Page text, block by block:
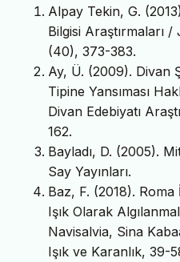
Alpay Tekin, G.
Bilgisi Araştırmaları
(40), 373-383.
Ay, Ü. (2009). Divan
Tipine Yansıması
Divan Edebiyatı
162.
Bayladı, D. (2005).
Say Yayınları.
Baz, F. (2018). Roma
Işık Olarak
Navisalvia, Sina
Işık ve Karanlık, 39-